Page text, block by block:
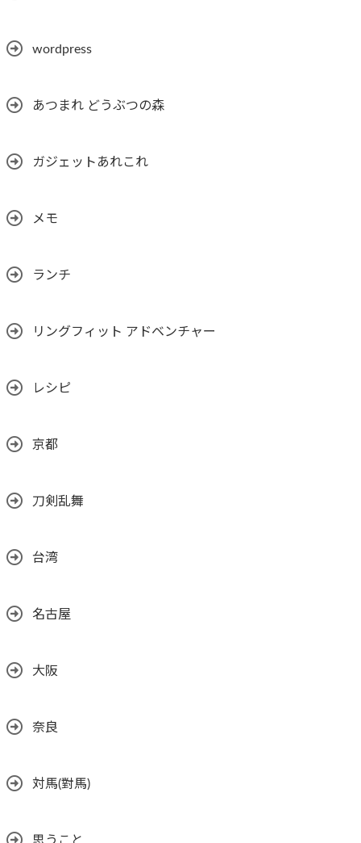
wordpress
あつまれ どうぶつの森
ガジェットあれこれ
メモ
ランチ
リングフィット アドベンチャー
レシピ
京都
刀剣乱舞
台湾
名古屋
大阪
奈良
対馬(對馬)